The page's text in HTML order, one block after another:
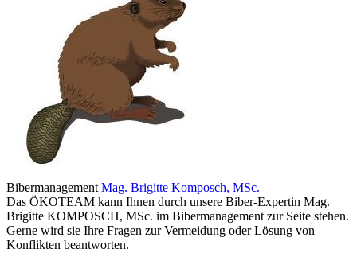
Bibermanagement Mag. Brigitte Komposch, MSc.
Das ÖKOTEAM kann Ihnen durch unsere Biber-Expertin Mag.
Brigitte KOMPOSCH, MSc. im Bibermanagement zur Seite stehen.
Gerne wird sie Ihre Fragen zur Vermeidung oder Lösung von
Konflikten beantworten.